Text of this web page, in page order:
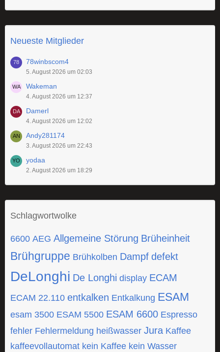
Neueste Mitglieder
78winbscom4
5. August 2026 um 02:03
Wakeman
4. August 2026 um 12:37
Damerl
4. August 2026 um 12:02
Andy281174
3. August 2026 um 22:43
yodaa
2. August 2026 um 18:29
Schlagwortwolke
6600 AEG Allgemeine Störung Brüheinheit
Brühgruppe Brühkolben Dampf defekt
DeLonghi De Longhi display ECAM
ECAM 22.110 entkalken Entkalkung ESAM
esam 3500 ESAM 5500 ESAM 6600 Espresso
fehler Fehlermeldung heißwasser Jura Kaffee
kaffeevollautomat kein Kaffee kein Wasser